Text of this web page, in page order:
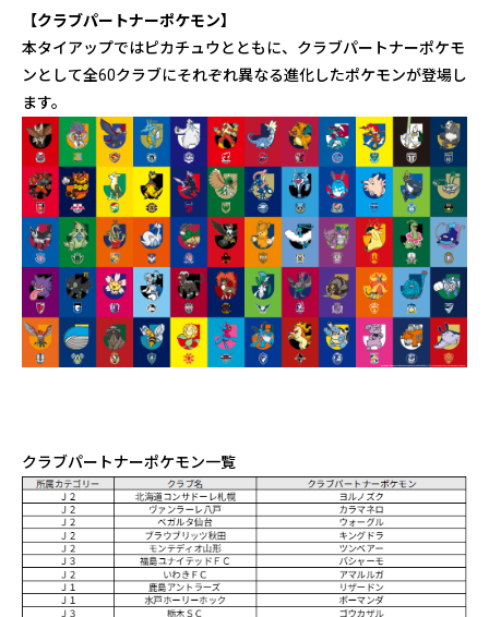
【クラブパートナーポケモン】
本タイアップではピカチュウとともに、クラブパートナーポケモ
ンとして全60クラブにそれぞれ異なる進化したポケモンが登場し
ます。
クラブパートナーポケモン一覧